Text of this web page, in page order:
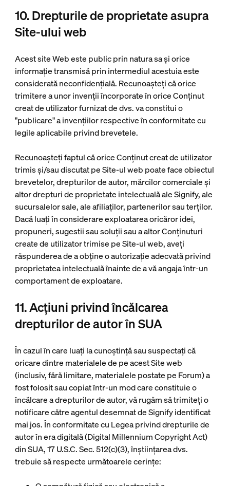
10. Drepturile de proprietate asupra
Site-ului web
Acest site Web este public prin natura sa și orice
informație transmisă prin intermediul acestuia este
considerată neconfidențială. Recunoașteți că orice
trimitere a unor invenții încorporate în orice Conținut
creat de utilizator furnizat de dvs. va constitui o
"publicare" a invențiilor respective în conformitate cu
legile aplicabile privind brevetele.
Recunoașteți faptul că orice Conținut creat de utilizator
trimis și/sau discutat pe Site-ul web poate face obiectul
brevetelor, drepturilor de autor, mărcilor comerciale și
altor drepturi de proprietate intelectuală ale Signify, ale
sucursalelor sale, ale afiliaților, partenerilor sau terților.
Dacă luați în considerare exploatarea oricăror idei,
propuneri, sugestii sau soluții sau a altor Conținuturi
create de utilizator trimise pe Site-ul web, aveți
răspunderea de a obține o autorizație adecvată privind
proprietatea intelectuală înainte de a vă angaja într-un
comportament de exploatare.
11. Acțiuni privind încălcarea
drepturilor de autor în SUA
În cazul în care luați la cunoștință sau suspectați că
oricare dintre materialele de pe acest Site web
(inclusiv, fără limitare, materialele postate pe Forum) a
fost folosit sau copiat într-un mod care constituie o
încălcare a drepturilor de autor, vă rugăm să trimiteți o
notificare către agentul desemnat de Signify identificat
mai jos. În conformitate cu Legea privind drepturile de
autor în era digitală (Digital Millennium Copyright Act)
din SUA, 17 U.S.C. Sec. 512(c)(3), înștiințarea dvs.
trebuie să respecte următoarele cerințe: